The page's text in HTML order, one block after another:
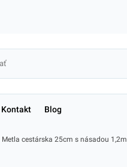
Kontakt Blog
Metla cestárska 25cm s násadou 1,2m